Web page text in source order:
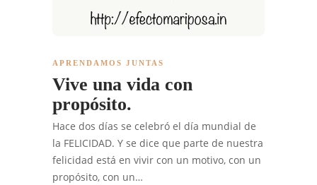
APRENDAMOS JUNTAS
Vive una vida con
propósito.
Hace dos días se celebró el día mundial de
la FELICIDAD. Y se dice que parte de nuestra
felicidad está en vivir con un motivo, con un
propósito, con un…